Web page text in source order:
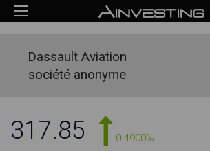
Dassault Aviation
société anonyme
317.85 0.4900%